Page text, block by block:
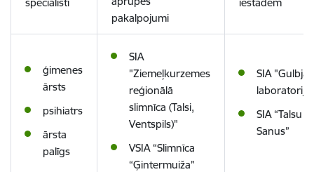
pakalpojumi
ģimenes
ārsts
psihiatrs
ārsta
palīgs
SIA
"Ziemeļkurzemes
reģionālā
slimnīca (Talsi,
Ventspils)"
VSIA “Slimnīca
“Ģintermuiža”
SIA "Gulbja
laboratorija"
SIA “Talsu
Sanus”